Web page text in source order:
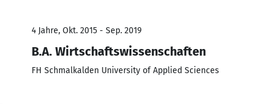
4 Jahre, Okt. 2015 - Sep. 2019
B.A. Wirtschaftswissenschaften
FH Schmalkalden University of Applied Sciences